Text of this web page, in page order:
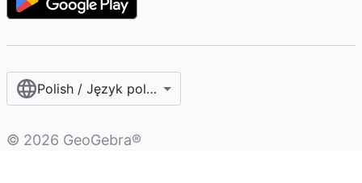
Polish / Język polski‎
© 2026 GeoGebra®